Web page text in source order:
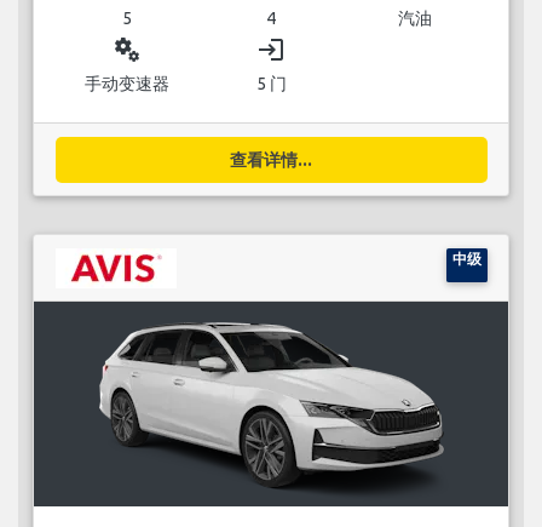
5 4 汽油
miscellaneous_services
手动变速器
login
5 门
查看详情...
中级